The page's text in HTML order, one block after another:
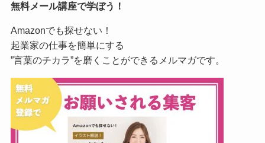
無料メール講座で学ぼう！
Amazonでも探せない！
起業家の仕事を簡単にする
”言葉のチカラ”を磨くことができるメルマガです。